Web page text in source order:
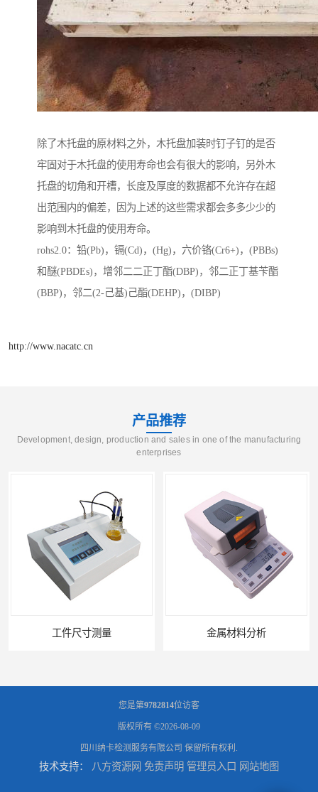
除了木托盘的原材料之外，木托盘加装时钉子钉的是否
牢固对于木托盘的使用寿命也会有很大的影响，另外木
托盘的切角和开槽，长度及厚度的数据都不允许存在超
出范围内的偏差，因为上述的这些需求都会多多少少的
影响到木托盘的使用寿命。
rohs2.0：铅(Pb)，镉(Cd)，(Hg)，六价铬(Cr6+)，(PBBs)
和醚(PBDEs)，增邻二二正丁酯(DBP)，邻二正丁基苄酯
(BBP)，邻二(2-己基)己酯(DEHP)，(DIBP)
http://www.nacatc.cn
产品推荐
Development, design, production and sales in one of the manufacturing
enterprises
工件尺寸测量 金属材料分析
您是第9782814位访客
版权所有 ©2026-08-09
四川纳卡检测服务有限公司 保留所有权利.
技术支持： 八方资源网 免责声明 管理员入口 网站地图